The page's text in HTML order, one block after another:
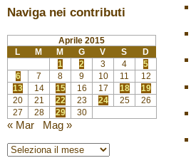
Naviga nei contributi
Aprile 2015
L
M M G V S
D
1
2 3 4
5
6
7 8 9 10 11
12
13
14 15 16 17 18
19
20
21 22 23 24 25
26
27
28 29 30
« Mar Mag »